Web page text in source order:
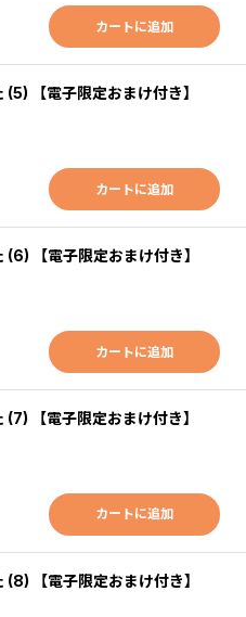
カートに追加
【電子限定おまけ付き】
カートに追加
【電子限定おまけ付き】
カートに追加
【電子限定おまけ付き】
カートに追加
【電子限定おまけ付き】